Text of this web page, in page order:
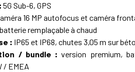
5G Sub-6, GPS
16 MP autofocus et caméra
batterie remplaçable à chaud
: IP65 et IP68, chutes 3,05 m sur
/ bundle : version premium,
/ EMEA